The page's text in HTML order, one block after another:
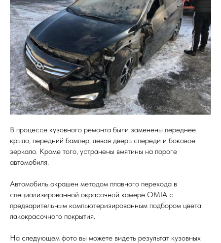
В процессе кузовного ремонта были заменены переднее
крыло, передний бампер, левая дверь спереди и боковое
зеркало. Кроме того, устранены вмятины на пороге
автомобиля.
Автомобиль окрашен методом плавного перехода в
специализированной окрасочной камере OMIA с
предварительным компьютеризированным подбором цвета
лакокрасочного покрытия.
На следующем фото вы можете видеть результат кузовных